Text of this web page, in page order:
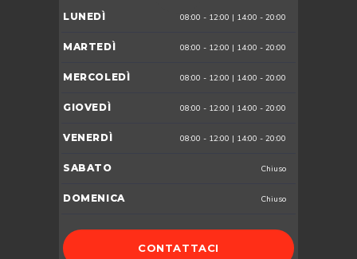
LUNEDÌ 08:00 - 12:00 | 14:00 - 20:00
MARTEDÌ 08:00 - 12:00 | 14:00 - 20:00
MERCOLEDÌ 08:00 - 12:00 | 14:00 - 20:00
GIOVEDÌ 08:00 - 12:00 | 14:00 - 20:00
VENERDÌ 08:00 - 12:00 | 14:00 - 20:00
SABATO Chiuso
DOMENICA Chiuso
CONTATTACI